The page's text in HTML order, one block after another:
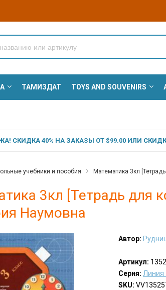
ТАМИЗДАТ TOYS AND SOUVENIRS
СКИДКА 40% НА ЗАКАЗЫ ОТ $99.00 ИЛИ
учебники и пособия Математика 3кл
3кл [Тетрадь для
Наумовна
Автор:
Артикул:
Серия: Линия
SKU: